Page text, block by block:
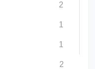
2
1
1
2